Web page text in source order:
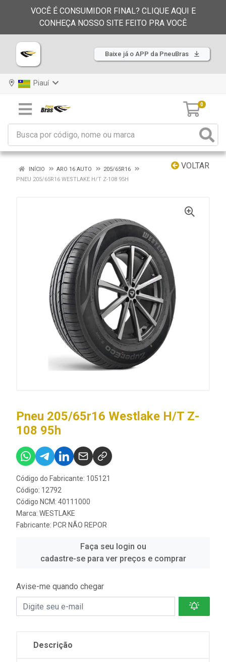
VOCÊ É CONSUMIDOR FINAL? CLIQUE AQUI E
CONHEÇA NOSSO SITE FEITO PRA VOCÊ
Baixe já o APP da PneuBras
Piauí
0
VOLTAR
INÍCIO ARO 16 AUTO
205/65R16
PNEU 205/65R16 WESTLAKE H/T Z-108 95H
Pneu 205/65r16 Westlake H/T Z-
108 95h
Código do Fabricante: 105121
Código: 12792
Código NCM: 40111000
Marca: WESTLAKE
Fabricante: PCR NÃO REPOR
Faça seu login ou
cadastre-se para ver preços e comprar
Avise-me quando chegar
Descrição